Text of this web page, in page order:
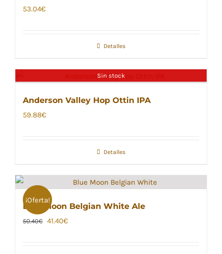
53.04€
Detalles
Sin stock
Anderson Valley Hop Ottin IPA
59.88€
Detalles
¡Oferta!
Blue Moon Belgian White Ale
50.40€ El
41.40€El